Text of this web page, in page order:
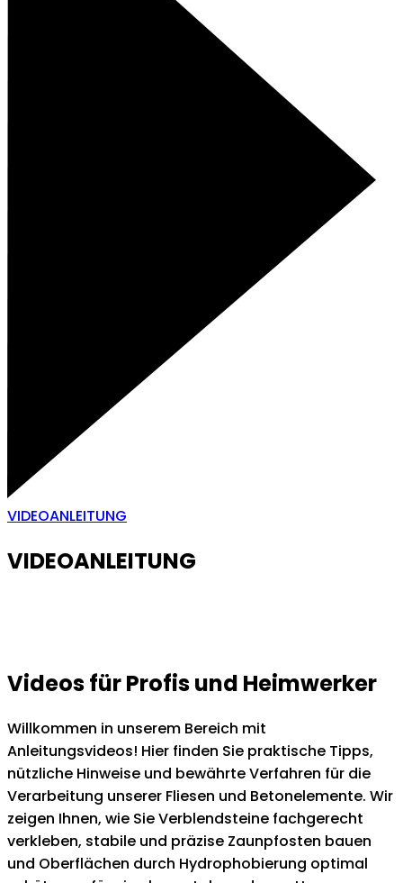
VIDEOANLEITUNG
VIDEOANLEITUNG
Videos für Profis und Heimwerker
Willkommen in unserem Bereich mit
Anleitungsvideos! Hier finden Sie praktische Tipps,
nützliche Hinweise und bewährte Verfahren für die
Verarbeitung unserer Fliesen und Betonelemente. Wir
zeigen Ihnen, wie Sie Verblendsteine fachgerecht
verkleben, stabile und präzise Zaunpfosten bauen
und Oberflächen durch Hydrophobierung optimal